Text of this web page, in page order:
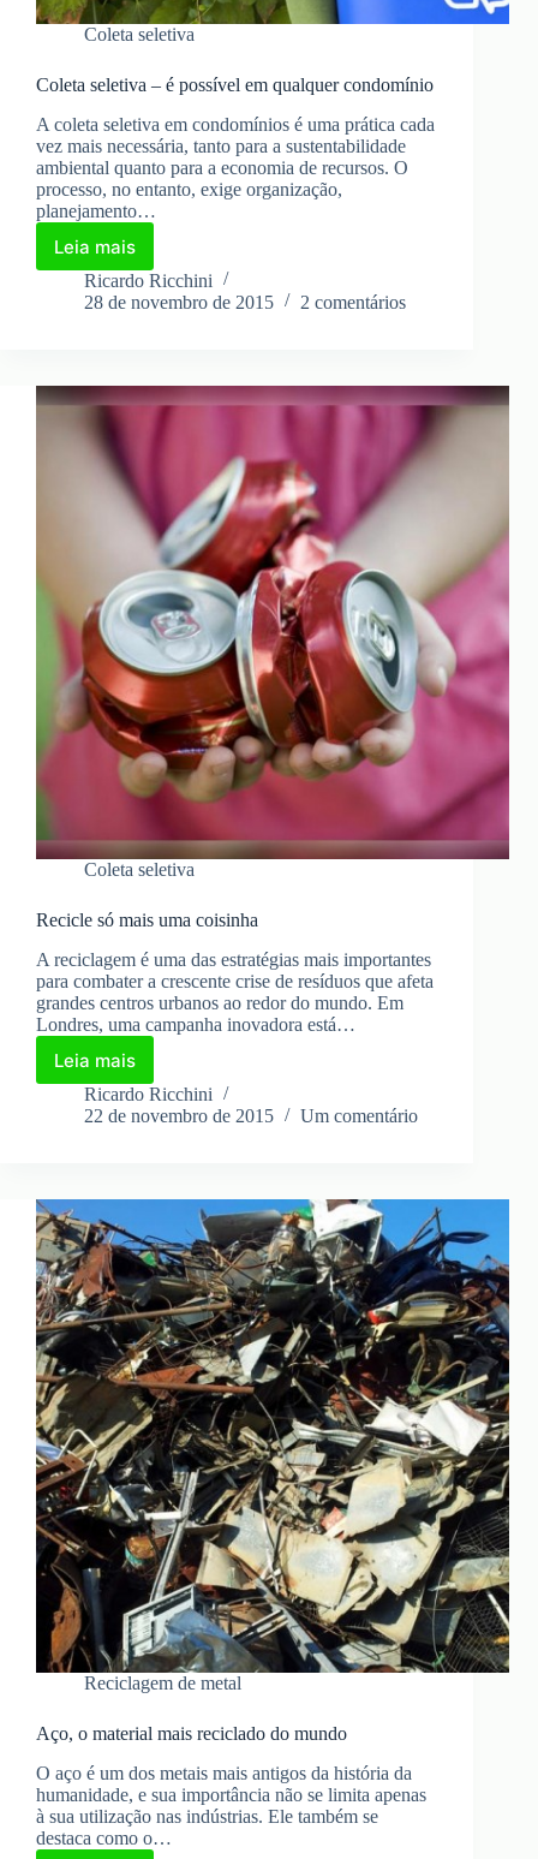
Coleta seletiva
Coleta seletiva – é possível em qualquer condomínio
A coleta seletiva em condomínios é uma prática cada
vez mais necessária, tanto para a sustentabilidade
ambiental quanto para a economia de recursos. O
processo, no entanto, exige organização,
planejamento…
Leia mais
Coleta
seletiva
–
qualquer
condomínio
Ricardo Ricchini
28 de novembro de 2015
2 comentários
Coleta seletiva
Recicle só mais uma coisinha
A reciclagem é uma das estratégias mais importantes
para combater a crescente crise de resíduos que afeta
grandes centros urbanos ao redor do mundo. Em
Londres, uma campanha inovadora está…
Leia mais
Recicle
só
mais
Ricardo Ricchini
22 de novembro de 2015
Um comentário
Reciclagem de metal
Aço, o material mais reciclado do mundo
O aço é um dos metais mais antigos da história da
humanidade, e sua importância não se limita apenas
à sua utilização nas indústrias. Ele também se
destaca como o…